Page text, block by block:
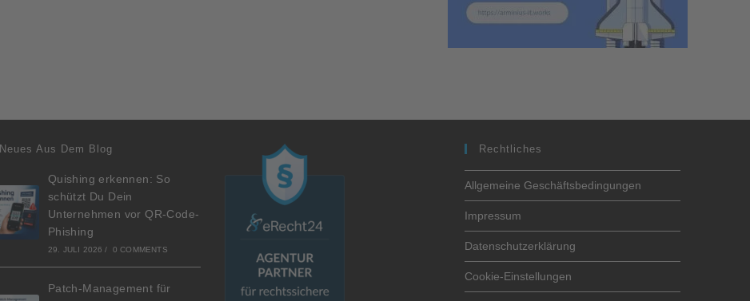
Neues Aus Dem Blog
Quishing erkennen: So
schützt Du Dein
Unternehmen vor QR-Code-
Phishing
29. JULI 2026 / 0 COMMENTS
Patch-Management für
Rechtliches
Allgemeine Geschäftsbedingungen
Impressum
Datenschutzerklärung
Cookie-Einstellungen